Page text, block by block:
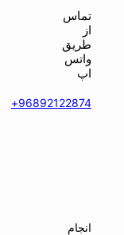
تماس
از
طریق
واتس
اپ
96892122874+
انجام